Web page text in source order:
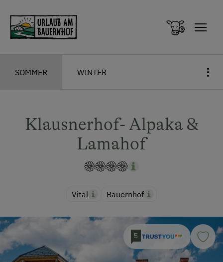
SOMMER WINTER
Klausnerhof- Alpaka &
Lamahof
Vital Bauernhof
5